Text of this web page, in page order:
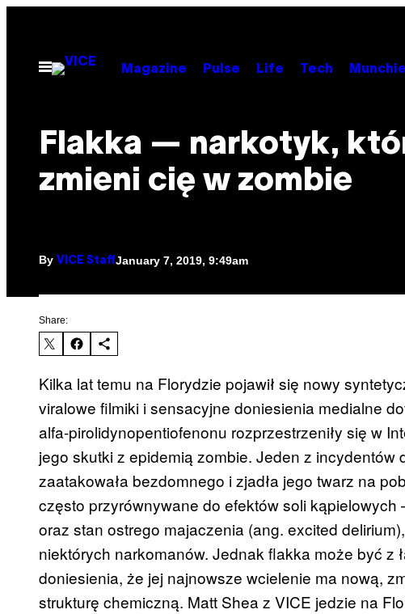
contentOpen
Menu
Magazine Pulse Life Tech
Flakka — narkotyk,
zmieni cię w zombie
By VICE StaffJanuary 7, 2019, 9:49am
Share:
Kilka lat temu na Florydzie pojawił się nowy
viralowe filmiki i sensacyjne doniesienia medialne
alfa-pirolidynopentiofenonu rozprzestrzeniły się w
jego skutki z epidemią zombie. Jeden z incydentów
zaatakowała bezdomnego i zjadła jego twarz na
często przyrównywane do efektów soli kąpielowych
oraz stan ostrego majaczenia (ang. excited
niektórych narkomanów. Jednak flakka może być z
doniesienia, że jej najnowsze wcielenie ma nową,
strukturę chemiczną. Matt Shea z VICE jedzie na